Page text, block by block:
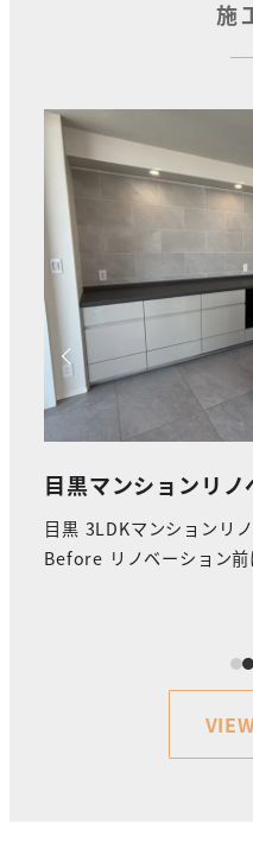
施
船橋マンションリノ
千葉県船橋市の築35年マ
です。 今回のリノベーシ